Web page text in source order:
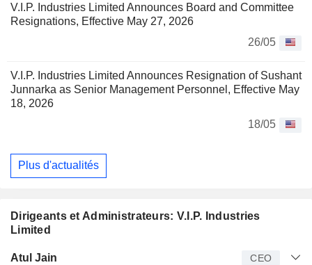
V.I.P. Industries Limited Announces Board and Committee
Resignations, Effective May 27, 2026
26/05
V.I.P. Industries Limited Announces Resignation of Sushant
Junnarka as Senior Management Personnel, Effective May
18, 2026
18/05
Plus d'actualités
Dirigeants et Administrateurs: V.I.P. Industries
Limited
Dirigeant
Atul Jain CEO